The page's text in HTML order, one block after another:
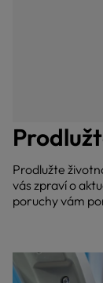
Prodlužte
vás zpraví o
poruchy vám